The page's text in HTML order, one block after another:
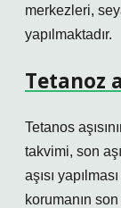
merkezleri,
yapılmaktadır.
Tetanoz
Tetanos
takvimi, son
aşısı
korumanın son